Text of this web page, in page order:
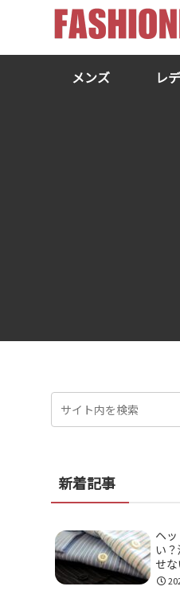
メンズ レ
新着記事
ヘ
い
せな